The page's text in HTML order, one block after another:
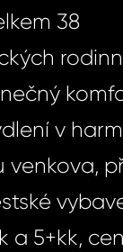
38
v
venkova,
a 5+kk,